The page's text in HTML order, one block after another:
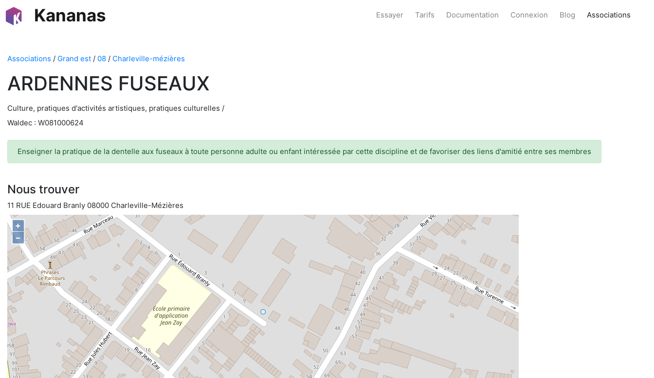
Kananas Essayer Tarifs Documentation Connexion Blog Associations
Associations / Grand est / 08 / Charleville-mézières
ARDENNES FUSEAUX
Culture, pratiques d'activités artistiques, pratiques culturelles /
Waldec : W081000624
Enseigner la pratique de la dentelle aux fuseaux à toute personne adulte ou enfant intéressée par cette discipline et de favoriser des liens d'amitié entre ses membres
Nous trouver
11 RUE Edouard Branly 08000 Charleville-Mézières
+
−